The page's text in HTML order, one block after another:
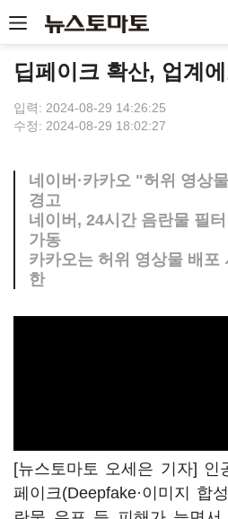
딥페이크 확산, 업계
입력: 2024-08-29 14:26:25
수정: 2024-08-29 18:02:27
네이버·카카오 "허위 영상
경고
네이버, 24시간 음란물 필터
가동
카카오는 허위 영상물 배포
한
[뉴스토마토 오세은 기자] 인
페이크(Deepfake·이미지 합